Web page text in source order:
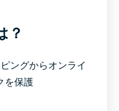
？
ングからオンライ
を保護